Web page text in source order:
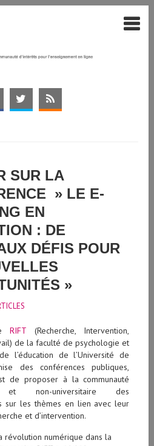
SUR LA
» LE E-
EN
: DE
DÉFIS POUR
»
RIFT (Recherche, Intervention,
de la faculté de psychologie et
l’éducation de l’Université de
des conférences publiques,
de proposer à la communauté
et non-universitaire des
sur les thèmes en lien avec leur
et d’intervention.
révolution numérique dans la